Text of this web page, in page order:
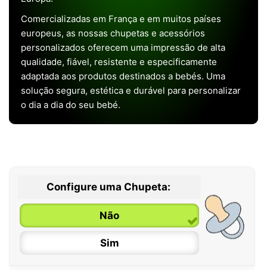
Comercializadas em França e em muitos países
europeus, as nossas chupetas e acessórios
personalizados oferecem uma impressão de alta
qualidade, fiável, resistente e especificamente
adaptada aos produtos destinados a bebés. Uma
solução segura, estética e durável para personalizar
o dia a dia do seu bebé.
Configure uma Chupeta:
Não
Sim